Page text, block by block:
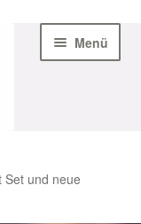
Menü
Set und neue